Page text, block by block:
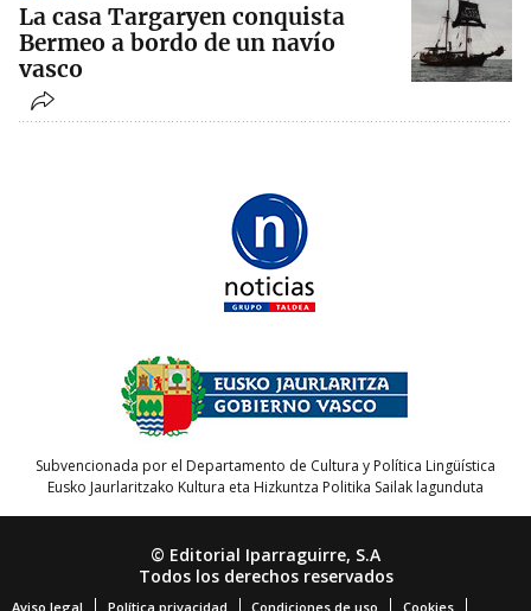
La casa Targaryen conquista
Bermeo a bordo de un navío
vasco
Subvencionada por el Departamento de Cultura y Política Lingüística
Eusko Jaurlaritzako Kultura eta Hizkuntza Politika Sailak lagunduta
© Editorial Iparraguirre, S.A
Todos los derechos reservados
Aviso legal Política privacidad Condiciones de uso Cookies